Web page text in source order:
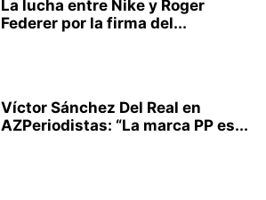
La lucha entre Nike y Roger
Federer por la firma del...
Víctor Sánchez Del Real en
AZPeriodistas: “La marca PP es...